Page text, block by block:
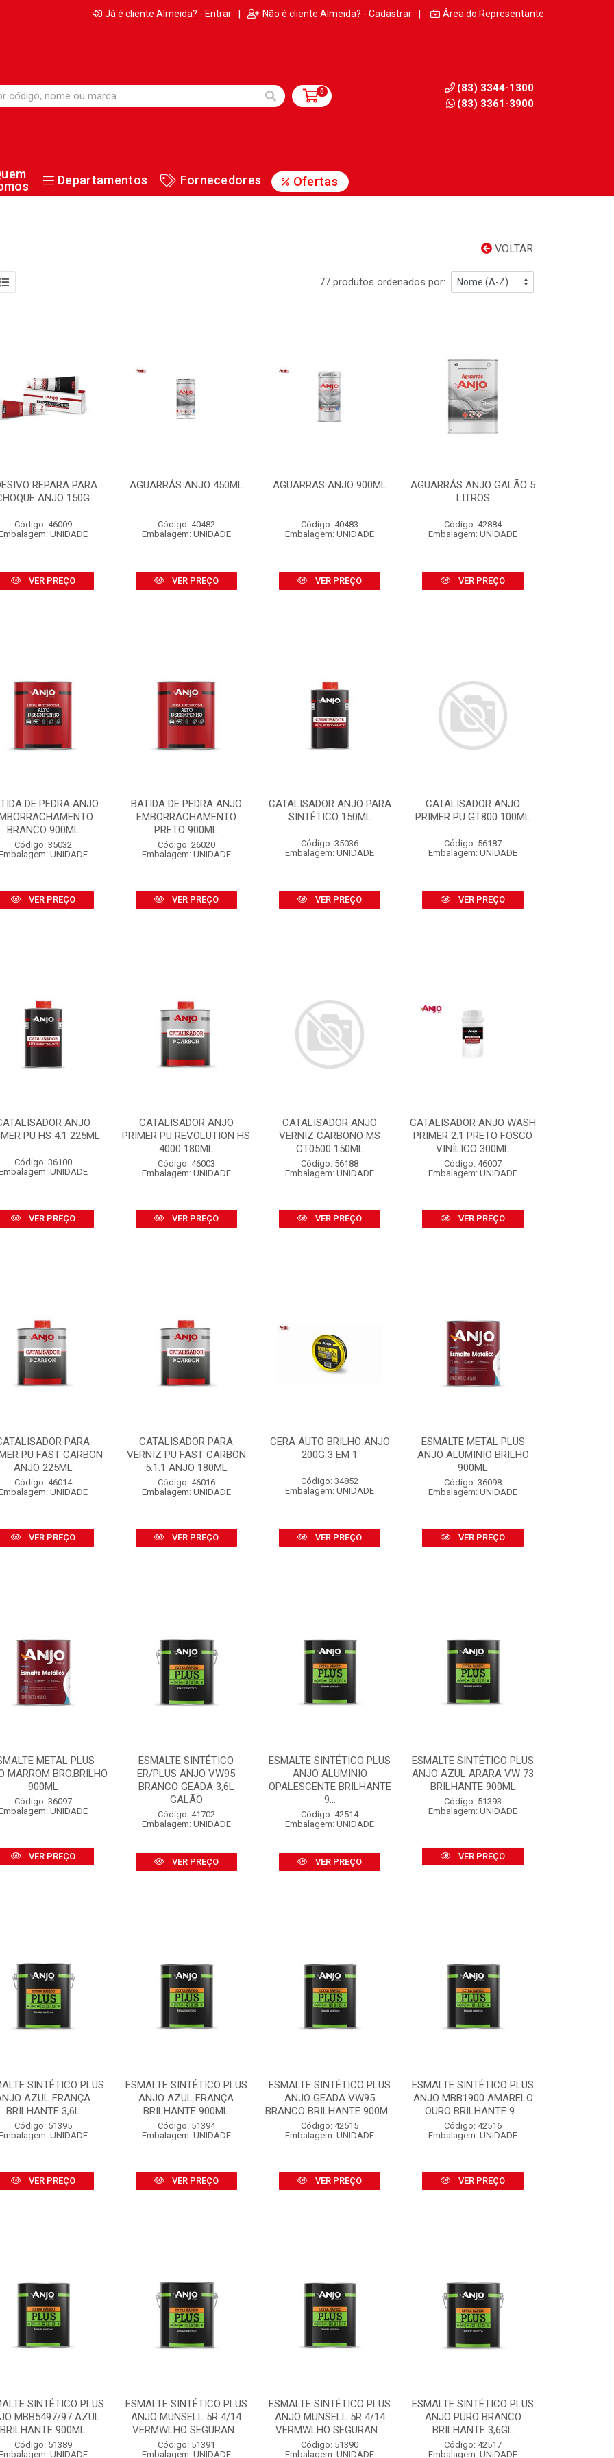
Já é cliente Almeida? - Entrar | Não é cliente Almeida? - Cadastrar | Área do Representante
0
(83) 3344-1300
(83) 3361-3900
Departamentos Fornecedores Ofertas
VOLTAR
77 produtos ordenados por:
REPARA PARA
ANJO 150G
Código: 46009
UNIDADE
VER PREÇO
AGUARRÁS ANJO 450ML
Código: 40482
Embalagem: UNIDADE
VER PREÇO
AGUARRAS ANJO 900ML
Código: 40483
Embalagem: UNIDADE
VER PREÇO
AGUARRÁS ANJO GALÃO 5
LITROS
Código: 42884
Embalagem: UNIDADE
VER PREÇO
DE PEDRA ANJO
BRANCO 900ML
Código: 35032
UNIDADE
VER PREÇO
BATIDA DE PEDRA ANJO
EMBORRACHAMENTO
PRETO 900ML
Código: 26020
Embalagem: UNIDADE
VER PREÇO
CATALISADOR ANJO PARA
SINTÉTICO 150ML
Código: 35036
Embalagem: UNIDADE
VER PREÇO
CATALISADOR ANJO
PRIMER PU GT800 100ML
Código: 56187
Embalagem: UNIDADE
VER PREÇO
ANJO
PU HS 4.1 225ML
Código: 36100
UNIDADE
VER PREÇO
CATALISADOR ANJO
PRIMER PU REVOLUTION HS
4000 180ML
Código: 46003
Embalagem: UNIDADE
VER PREÇO
CATALISADOR ANJO
VERNIZ CARBONO MS
CT0500 150ML
Código: 56188
Embalagem: UNIDADE
VER PREÇO
CATALISADOR ANJO WASH
PRIMER 2:1 PRETO FOSCO
VINÍLICO 300ML
Código: 46007
Embalagem: UNIDADE
VER PREÇO
PARA
PU FAST CARBON
ANJO 225ML
Código: 46014
UNIDADE
VER PREÇO
CATALISADOR PARA
VERNIZ PU FAST CARBON
5.1.1 ANJO 180ML
Código: 46016
Embalagem: UNIDADE
VER PREÇO
CERA AUTO BRILHO ANJO
200G 3 EM 1
Código: 34852
Embalagem: UNIDADE
VER PREÇO
ESMALTE METAL PLUS
ANJO ALUMINIO BRILHO
900ML
Código: 36098
Embalagem: UNIDADE
VER PREÇO
METAL PLUS
MARROM BRO.BRILHO
900ML
Código: 36097
UNIDADE
VER PREÇO
ESMALTE SINTÉTICO
ER/PLUS ANJO VW95
BRANCO GEADA 3,6L
GALÃO
Código: 41702
Embalagem: UNIDADE
VER PREÇO
ESMALTE SINTÉTICO PLUS
ANJO ALUMINIO
OPALESCENTE BRILHANTE
9...
Código: 42514
Embalagem: UNIDADE
VER PREÇO
ESMALTE SINTÉTICO PLUS
ANJO AZUL ARARA VW 73
BRILHANTE 900ML
Código: 51393
Embalagem: UNIDADE
VER PREÇO
SINTÉTICO PLUS
AZUL FRANÇA
BRILHANTE 3,6L
Código: 51395
UNIDADE
VER PREÇO
ESMALTE SINTÉTICO PLUS
ANJO AZUL FRANÇA
BRILHANTE 900ML
Código: 51394
Embalagem: UNIDADE
VER PREÇO
ESMALTE SINTÉTICO PLUS
ANJO GEADA VW95
BRANCO BRILHANTE 900M...
Código: 42515
Embalagem: UNIDADE
VER PREÇO
ESMALTE SINTÉTICO PLUS
ANJO MBB1900 AMARELO
OURO BRILHANTE 9...
Código: 42516
Embalagem: UNIDADE
VER PREÇO
SINTÉTICO PLUS
MBB5497/97 AZUL
BRILHANTE 900ML
Código: 51389
UNIDADE
ESMALTE SINTÉTICO PLUS
ANJO MUNSELL 5R 4/14
VERMWLHO SEGURAN...
Código: 51391
Embalagem: UNIDADE
ESMALTE SINTÉTICO PLUS
ANJO MUNSELL 5R 4/14
VERMWLHO SEGURAN...
Código: 51390
Embalagem: UNIDADE
ESMALTE SINTÉTICO PLUS
ANJO PURO BRANCO
BRILHANTE 3,6GL
Código: 42517
Embalagem: UNIDADE